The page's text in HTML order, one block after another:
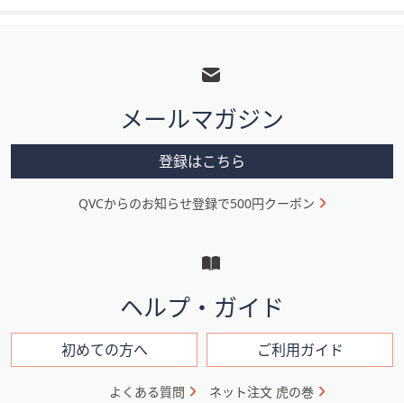
メ
ニ
ン
メールマガジン
登録はこちら
QVCからのお知らせ登録で500円クーポン
ヘルプ・ガイド
初めての方へ ご利用ガイド
よくある質問 ネット注文 虎の巻